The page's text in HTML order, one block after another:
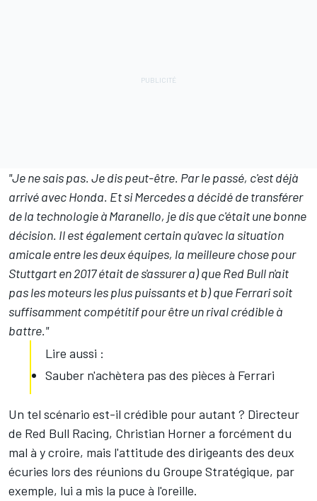
"Je ne sais pas. Je dis peut-être. Par le passé, c'est déjà
arrivé avec Honda. Et si Mercedes a décidé de transférer
de la technologie à Maranello, je dis que c'était une bonne
décision. Il est également certain qu'avec la situation
amicale entre les deux équipes, la meilleure chose pour
Stuttgart en 2017 était de s'assurer a) que Red Bull n'ait
pas les moteurs les plus puissants et b) que Ferrari soit
suffisamment compétitif pour être un rival crédible à
battre."
Lire aussi :
Sauber n'achètera pas des pièces à Ferrari
Un tel scénario est-il crédible pour autant ? Directeur
de Red Bull Racing, Christian Horner a forcément du
mal à y croire, mais l'attitude des dirigeants des deux
écuries lors des réunions du Groupe Stratégique, par
exemple, lui a mis la puce à l'oreille.